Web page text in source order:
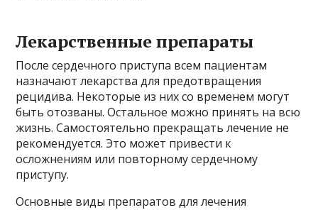
Лекарственные препараты
После сердечного приступа всем пациентам
назначают лекарства для предотвращения
рецидива. Некоторые из них со временем могут
быть отозваны. Остальное можно принять на всю
жизнь. Самостоятельно прекращать лечение не
рекомендуется. Это может привести к
осложнениям или повторному сердечному
приступу.
Основные виды препаратов для лечения